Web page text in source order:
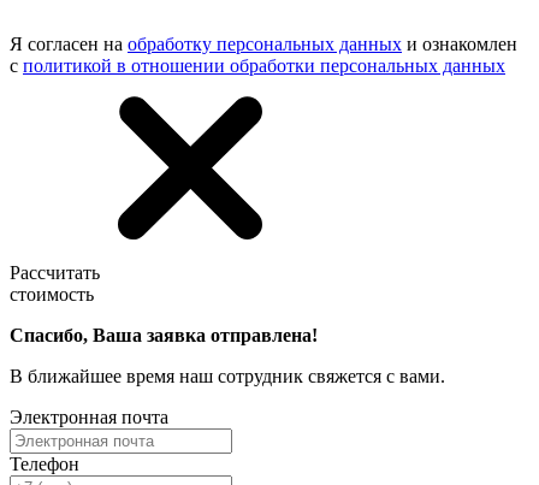
Я согласен на обработку персональных данных и ознакомлен
с политикой в отношении обработки персональных данных
Рассчитать
стоимость
Спасибо, Ваша заявка отправлена!
В ближайшее время наш сотрудник свяжется с вами.
Электронная почта
Телефон